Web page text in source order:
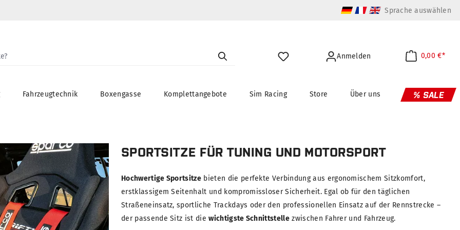
Sprache auswählen
Anmelden 0,00 €*
Fahrzeugtechnik Boxengasse Komplettangebote Sim Racing Store Über uns % SALE
SPORTSITZE FÜR TUNING UND MOTORSPORT
Hochwertige Sportsitze bieten die perfekte Verbindung aus ergonomischem Sitzkomfort,
erstklassigem Seitenhalt und kompromissloser Sicherheit. Egal ob für den täglichen
Straßeneinsatz, sportliche Trackdays oder den professionellen Einsatz auf der Rennstrecke –
der passende Sitz ist diewichtigste Schnittstelle zwischen Fahrer und Fahrzeug.